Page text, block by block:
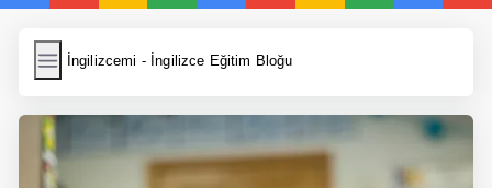
İngilizcemi - İngilizce Eğitim Bloğu
İngilizcemi
Resim Yükle